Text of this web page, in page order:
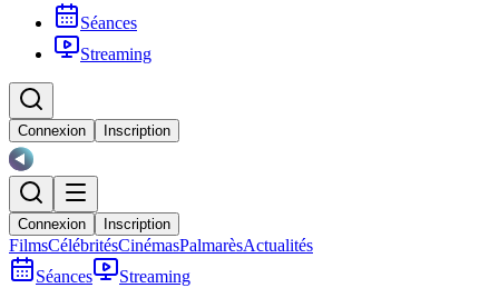
Séances
Streaming
Connexion Inscription
Connexion Inscription
FilmsCélébritésCinémasPalmarèsActualités
Séances
Streaming